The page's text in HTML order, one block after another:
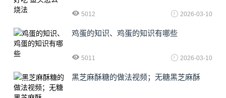
5012 2026-03-10
鸡蛋的知识、鸡蛋的知识有哪些
5011 2026-03-10
黑芝麻酥糖的做法视频；无糖黑芝麻酥